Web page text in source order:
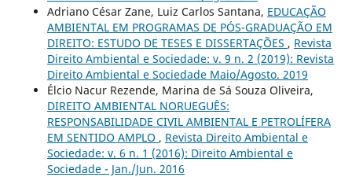
Adriano César Zane, Luiz Carlos Santana, EDUCAÇÃO
AMBIENTAL EM PROGRAMAS DE PÓS-GRADUAÇÃO EM
DIREITO: ESTUDO DE TESES E DISSERTAÇÕES , Revista
Direito Ambiental e Sociedade: v. 9 n. 2 (2019): Revista
Direito Ambiental e Sociedade Maio/Agosto. 2019
Élcio Nacur Rezende, Marina de Sá Souza Oliveira,
DIREITO AMBIENTAL NORUEGUÊS:
RESPONSABILIDADE CIVIL AMBIENTAL E PETROLÍFERA
EM SENTIDO AMPLO , Revista Direito Ambiental e
Sociedade: v. 6 n. 1 (2016): Direito Ambiental e
Sociedade - Jan./Jun. 2016